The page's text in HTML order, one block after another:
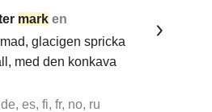
mark en
glacigen spricka
med den konkava
es, fi, fr, no, ru